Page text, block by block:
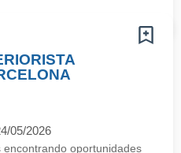
05/2026
encontrando oportunidades